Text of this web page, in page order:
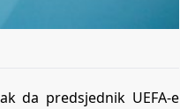
da predsjednik UEFA-e